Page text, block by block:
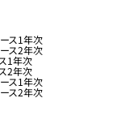
ス1年次
ス2年次
1年次
2年次
ス1年次
ス2年次